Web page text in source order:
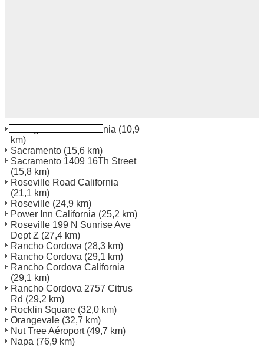
Northgate Blvd California (10,9
km)
Sacramento (15,6 km)
Sacramento 1409 16Th Street
(15,8 km)
Roseville Road California
(21,1 km)
Roseville (24,9 km)
Power Inn California (25,2 km)
Roseville 199 N Sunrise Ave
Dept Z (27,4 km)
Rancho Cordova (28,3 km)
Rancho Cordova (29,1 km)
Rancho Cordova California
(29,1 km)
Rancho Cordova 2757 Citrus
Rd (29,2 km)
Rocklin Square (32,0 km)
Orangevale (32,7 km)
Nut Tree Aéroport(49,7 km)
Napa (76,9 km)